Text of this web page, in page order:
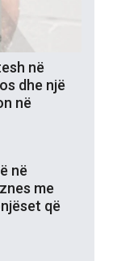
në
dhe një
në
në
me
që